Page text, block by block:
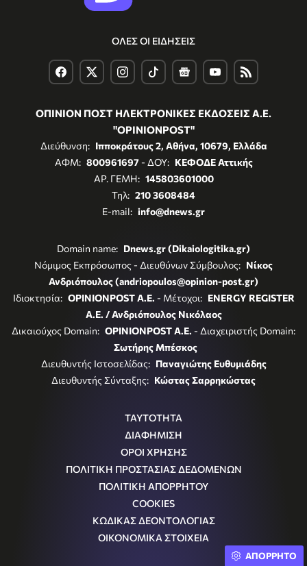
ΟΛΕΣ ΟΙ ΕΙΔΗΣΕΙΣ
ΟΠΙΝΙΟΝ ΠΟΣΤ ΗΛΕΚΤΡΟΝΙΚΕΣ ΕΚΔΟΣΕΙΣ Α.Ε.
"OPINIONPOST"
Διεύθυνση: Ιπποκράτους 2, Αθήνα, 10679, Ελλάδα
ΑΦΜ: 800961697- ΔΟΥ: ΚΕΦΟΔΕ Αττικής
ΑΡ. ΓΕΜΗ: 145803601000
Τηλ: 210 3608484
E-mail: info@dnews.gr
Domain name: Dnews.gr (Dikaiologitika.gr)
Νόμιμος Εκπρόσωπος - Διευθύνων Σύμβουλος: Νίκος
Ανδριόπουλος (andriopoulos@opinion-post.gr)
Ιδιοκτησία: OPINIONPOST A.E. - Μέτοχοι: ENERGY REGISTER
Α.Ε. / Ανδριόπουλος Νικόλαος
Δικαιούχος Domain: OPINIONPOST A.E. - Διαχειριστής Domain:
Σωτήρης Μπέσκος
Διευθυντής Ιστοσελίδας: Παναγιώτης Ευθυμιάδης
Διευθυντής Σύνταξης: Κώστας Σαρρηκώστας
ΤΑΥΤΟΤΗΤΑ
ΔΙΑΦΗΜΙΣΗ
ΟΡΟΙ ΧΡΗΣΗΣ
ΠΟΛΙΤΙΚΗ ΠΡΟΣΤΑΣΙΑΣ ΔΕΔΟΜΕΝΩΝ
ΠΟΛΙΤΙΚΗ ΑΠΟΡΡΗΤΟΥ
COOKIES
ΚΩΔΙΚΑΣ ΔΕΟΝΤΟΛΟΓΙΑΣ
ΟΙΚΟΝΟΜΙΚΑ ΣΤΟΙΧΕΙΑ
ΑΠΟΡΡΗΤΟ